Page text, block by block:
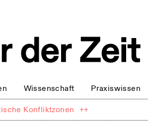
Wissenschaft Praxiswissen
Konfliktzonen ++